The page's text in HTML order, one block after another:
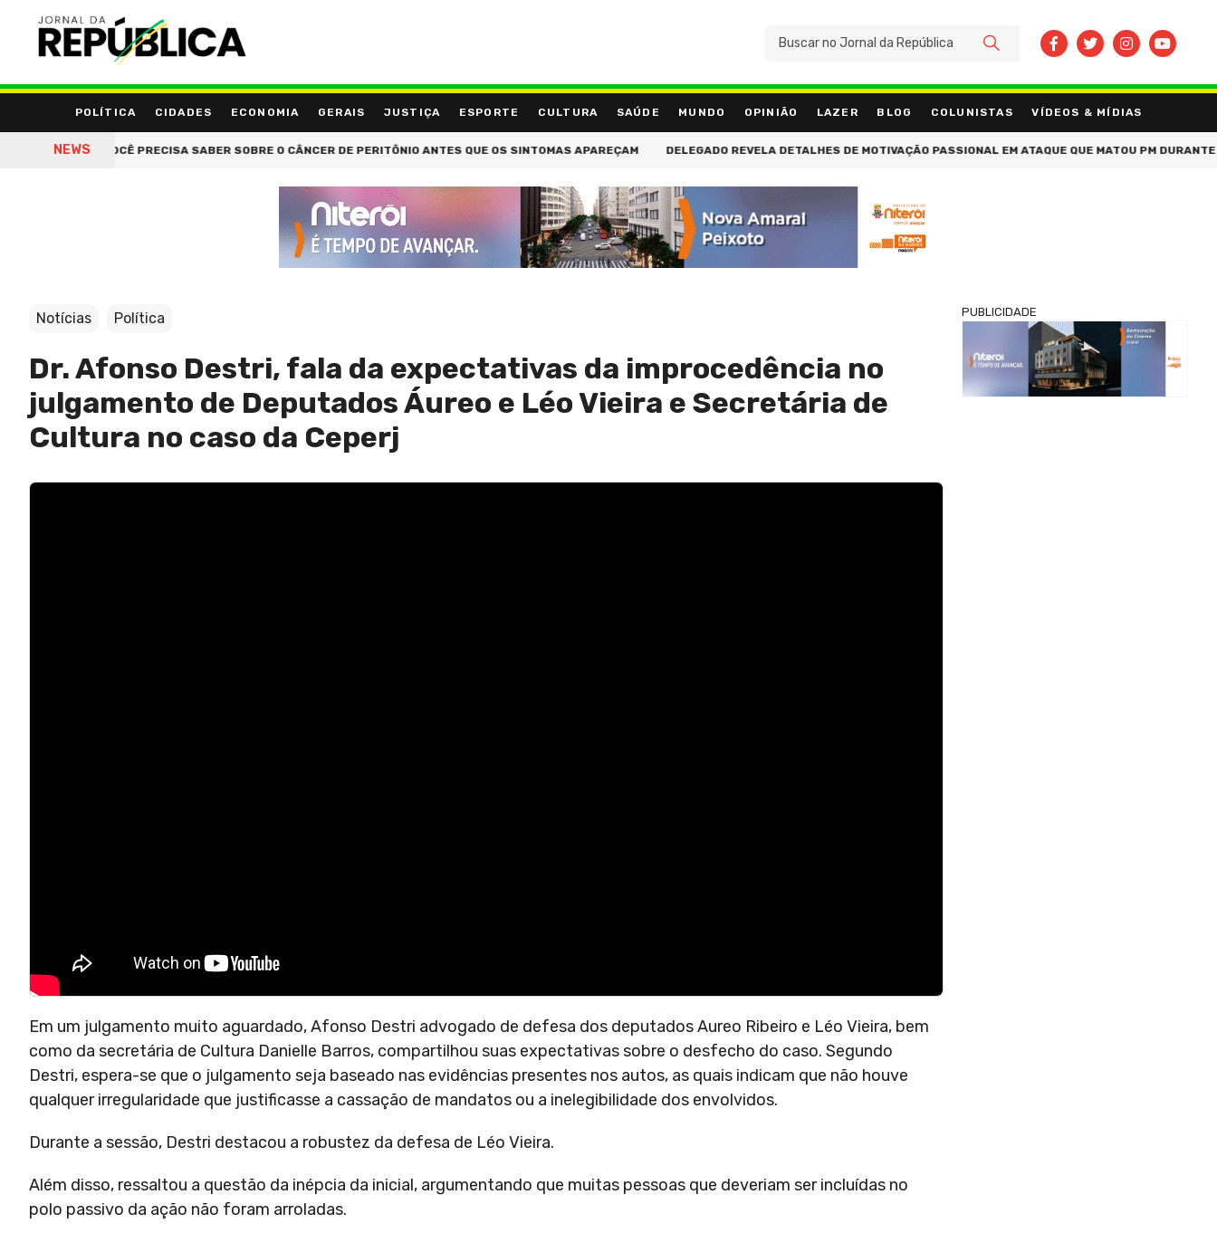
POLÍTICA CIDADES ECONOMIA GERAIS JUSTIÇA ESPORTE CULTURA SAÚDE MUNDO OPINIÃO LAZER BLOG COLUNISTAS VÍDEOS & MÍDIAS
NEWS
O QUE VOCÊ PRECISA SABER SOBRE O CÂNCER DE PERITÔNIO ANTES QUE OS SINTOMAS APAREÇAM DELEGADO REVELA DETALHES DE MOTIVAÇÃO PASSIONAL EM ATAQUE QUE MATOU PM DURANTE
BUSCAR
Notícias Política
Dr. Afonso Destri, fala da expectativas da improcedência no
julgamento de Deputados Áureo e Léo Vieira e Secretária de
Cultura no caso da Ceperj
Em um julgamento muito aguardado, Afonso Destri advogado de defesa dos deputados Aureo Ribeiro e Léo Vieira, bem
como da secretária de Cultura Danielle Barros, compartilhou suas expectativas sobre o desfecho do caso. Segundo
Destri, espera-se que o julgamento seja baseado nas evidências presentes nos autos, as quais indicam que não houve
qualquer irregularidade que justificasse a cassação de mandatos ou a inelegibilidade dos envolvidos.
Durante a sessão, Destri destacou a robustez da defesa de Léo Vieira.
Além disso, ressaltou a questão da inépcia da inicial, argumentando que muitas pessoas que deveriam ser incluídas no
polo passivo da ação não foram arroladas.
PUBLICIDADE